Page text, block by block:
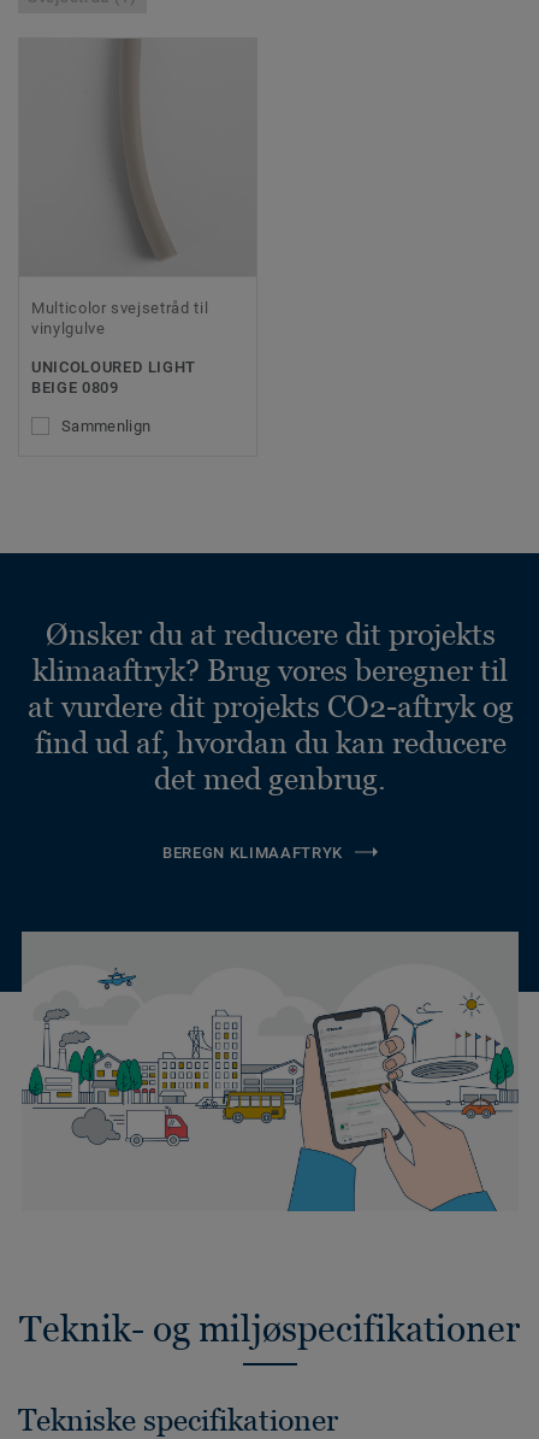
Multicolor svejsetråd til
vinylgulve
UNICOLOURED LIGHT
BEIGE 0809
Sammenlign
Ønsker du at reducere dit projekts
klimaaftryk? Brug vores beregner til
at vurdere dit projekts CO2-aftryk og
find ud af, hvordan du kan reducere
det med genbrug.
BEREGN KLIMAAFTRYK
Teknik- og miljøspecifikationer
Tekniske specifikationer